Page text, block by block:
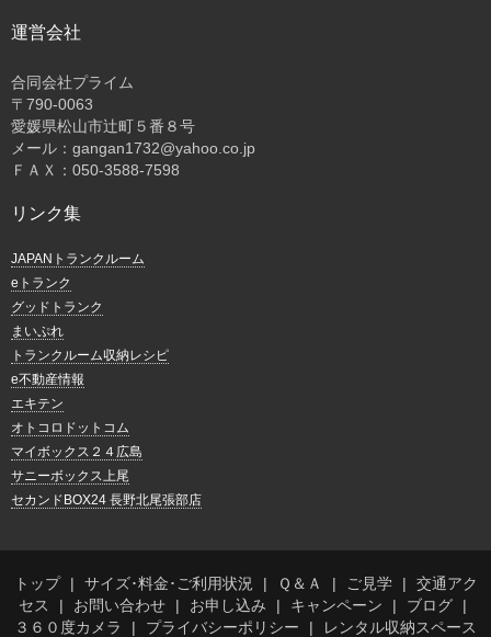
運営会社
合同会社プライム
〒 790-0063
愛媛県松山市辻町５番８号
メール：gangan1732@yahoo.co.jp
ＦＡＸ：050-3588-7598
リンク集
JAPANトランクルーム
eトランク
グッドトランク
まいぷれ
トランクルーム収納レシピ
e不動産情報
エキテン
オトコロドットコム
マイボックス２４広島
サニーボックス上尾
セカンドBOX24 長野北尾張部店
トップ サイズ･料金･ご利用状況 Ｑ＆Ａ ご見学
交通アク
セス
お問い合わせ お申し込み キャンペーン
ブログ
３６０度カメラ
プライバシーポリシー レンタル収納スペース